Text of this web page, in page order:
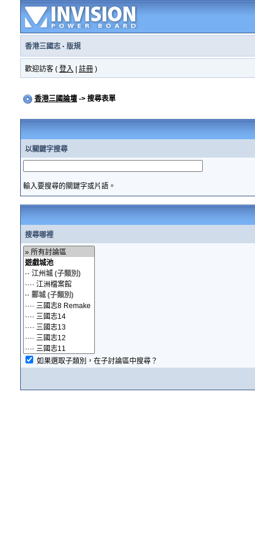
香港三國志· 版規
歡迎訪客 ( 登入 註冊)
香港三國論壇-> 搜尋表單
以關鍵字搜尋
輸入要搜尋的關鍵字或片語。
搜尋哪裡
如果選取子類別，在子討論區中搜尋？